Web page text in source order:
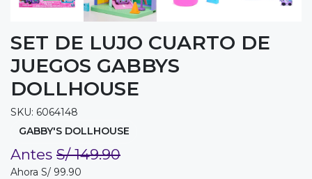
SET DE LUJO CUARTO DE
JUEGOS GABBYS
DOLLHOUSE
SKU: 6064148
GABBY'S DOLLHOUSE
Antes S/ 149.90
Ahora S/ 99.90